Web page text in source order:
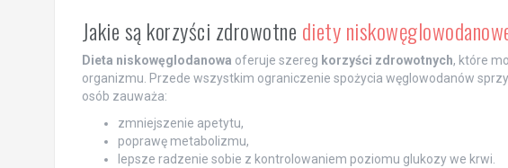
Jakie są korzyści zdrowotne diety
Dieta niskowęglodanowa oferuje szereg korzyści zdrowotnych, które
organizmu. Przede wszystkim ograniczenie spożycia węglowodanów
osób zauważa:
zmniejszenie apetytu,
poprawę metabolizmu,
lepsze radzenie sobie z kontrolowaniem poziomu glukozy we krwi.